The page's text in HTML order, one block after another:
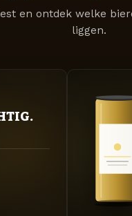
en ontdek welke
liggen.